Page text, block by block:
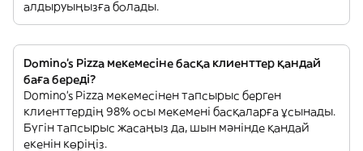
алдыруыңызға болады.
Domino's Pizza мекемесіне басқа клиенттер қандай
баға береді?
Domino's Pizza мекемесінен тапсырыс берген
клиенттердің 98% осы мекемені басқаларға ұсынады.
Бүгін тапсырыс жасаңыз да, шын мәнінде қандай
екенін көріңіз.